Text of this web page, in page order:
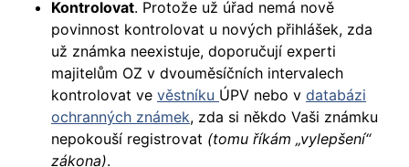
Kontrolovat. Protože už úřad nemá nově
povinnost kontrolovat u nových přihlášek, zda
už známka neexistuje, doporučují experti
majitelům OZ v dvouměsíčních intervalech
kontrolovat ve věstníku ÚPV nebo v databázi
ochranných známek, zda si někdo Vaši známku
nepokouší registrovat (tomu říkám „vylepšení“
zákona).